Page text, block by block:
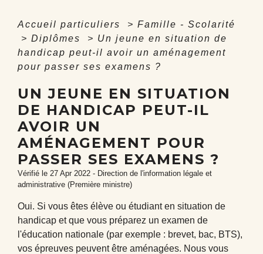
Accueil particuliers > Famille - Scolarité
> Diplômes > Un jeune en situation de
handicap peut-il avoir un aménagement
pour passer ses examens ?
UN JEUNE EN SITUATION
DE HANDICAP PEUT-IL
AVOIR UN
AMÉNAGEMENT POUR
PASSER SES EXAMENS ?
Vérifié le 27 Apr 2022 - Direction de l'information légale et
administrative (Première ministre)
Oui. Si vous êtes élève ou étudiant en situation de
handicap et que vous préparez un examen de
l'éducation nationale (par exemple : brevet, bac, BTS),
vos épreuves peuvent être aménagées. Nous vous